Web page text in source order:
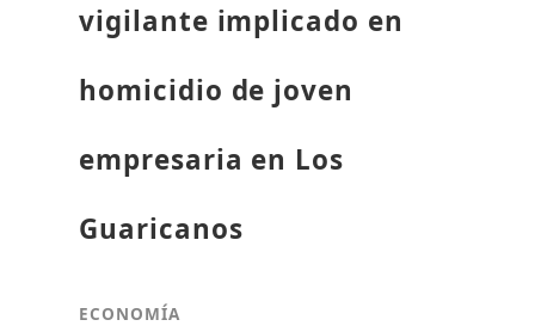
vigilante implicado en
homicidio de joven
empresaria en Los
Guaricanos
ECONOMÍA